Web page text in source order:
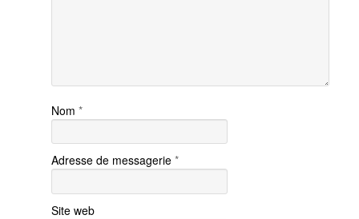
Nom *
Adresse de messagerie *
Site web